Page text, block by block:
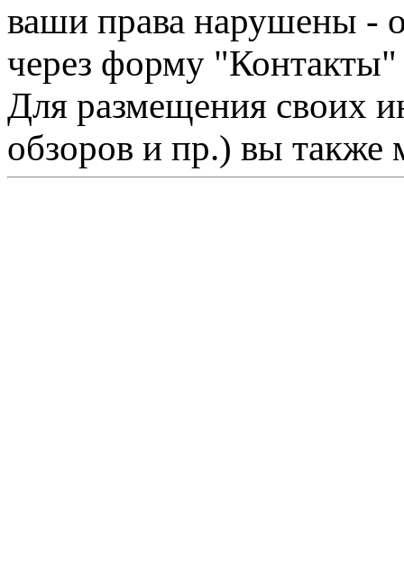
ваши права нарушены -
через форму "Контакты"
Для размещения своих
обзоров и пр.) вы также